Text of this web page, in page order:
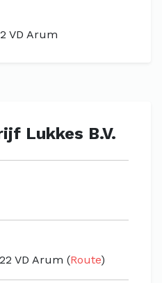
VD Arum
Lukkes B.V.
VD Arum (Route)